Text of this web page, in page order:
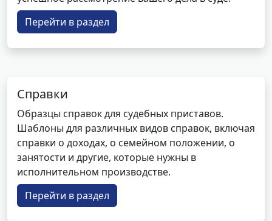
Перейти в раздел
Справки
Образцы справок для судебных приставов.
Шаблоны для различных видов справок, включая
справки о доходах, о семейном положении, о
занятости и другие, которые нужны в
исполнительном производстве.
Перейти в раздел